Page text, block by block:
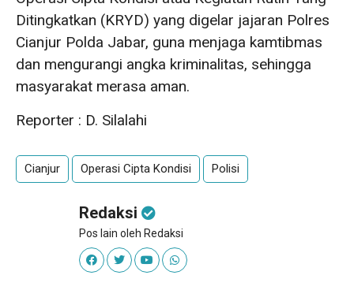
Ditingkatkan (KRYD) yang digelar jajaran Polres
Cianjur Polda Jabar, guna menjaga kamtibmas
dan mengurangi angka kriminalitas, sehingga
masyarakat merasa aman.
Reporter : D. Silalahi
Cianjur Operasi Cipta Kondisi Polisi
Redaksi
Pos lain oleh Redaksi